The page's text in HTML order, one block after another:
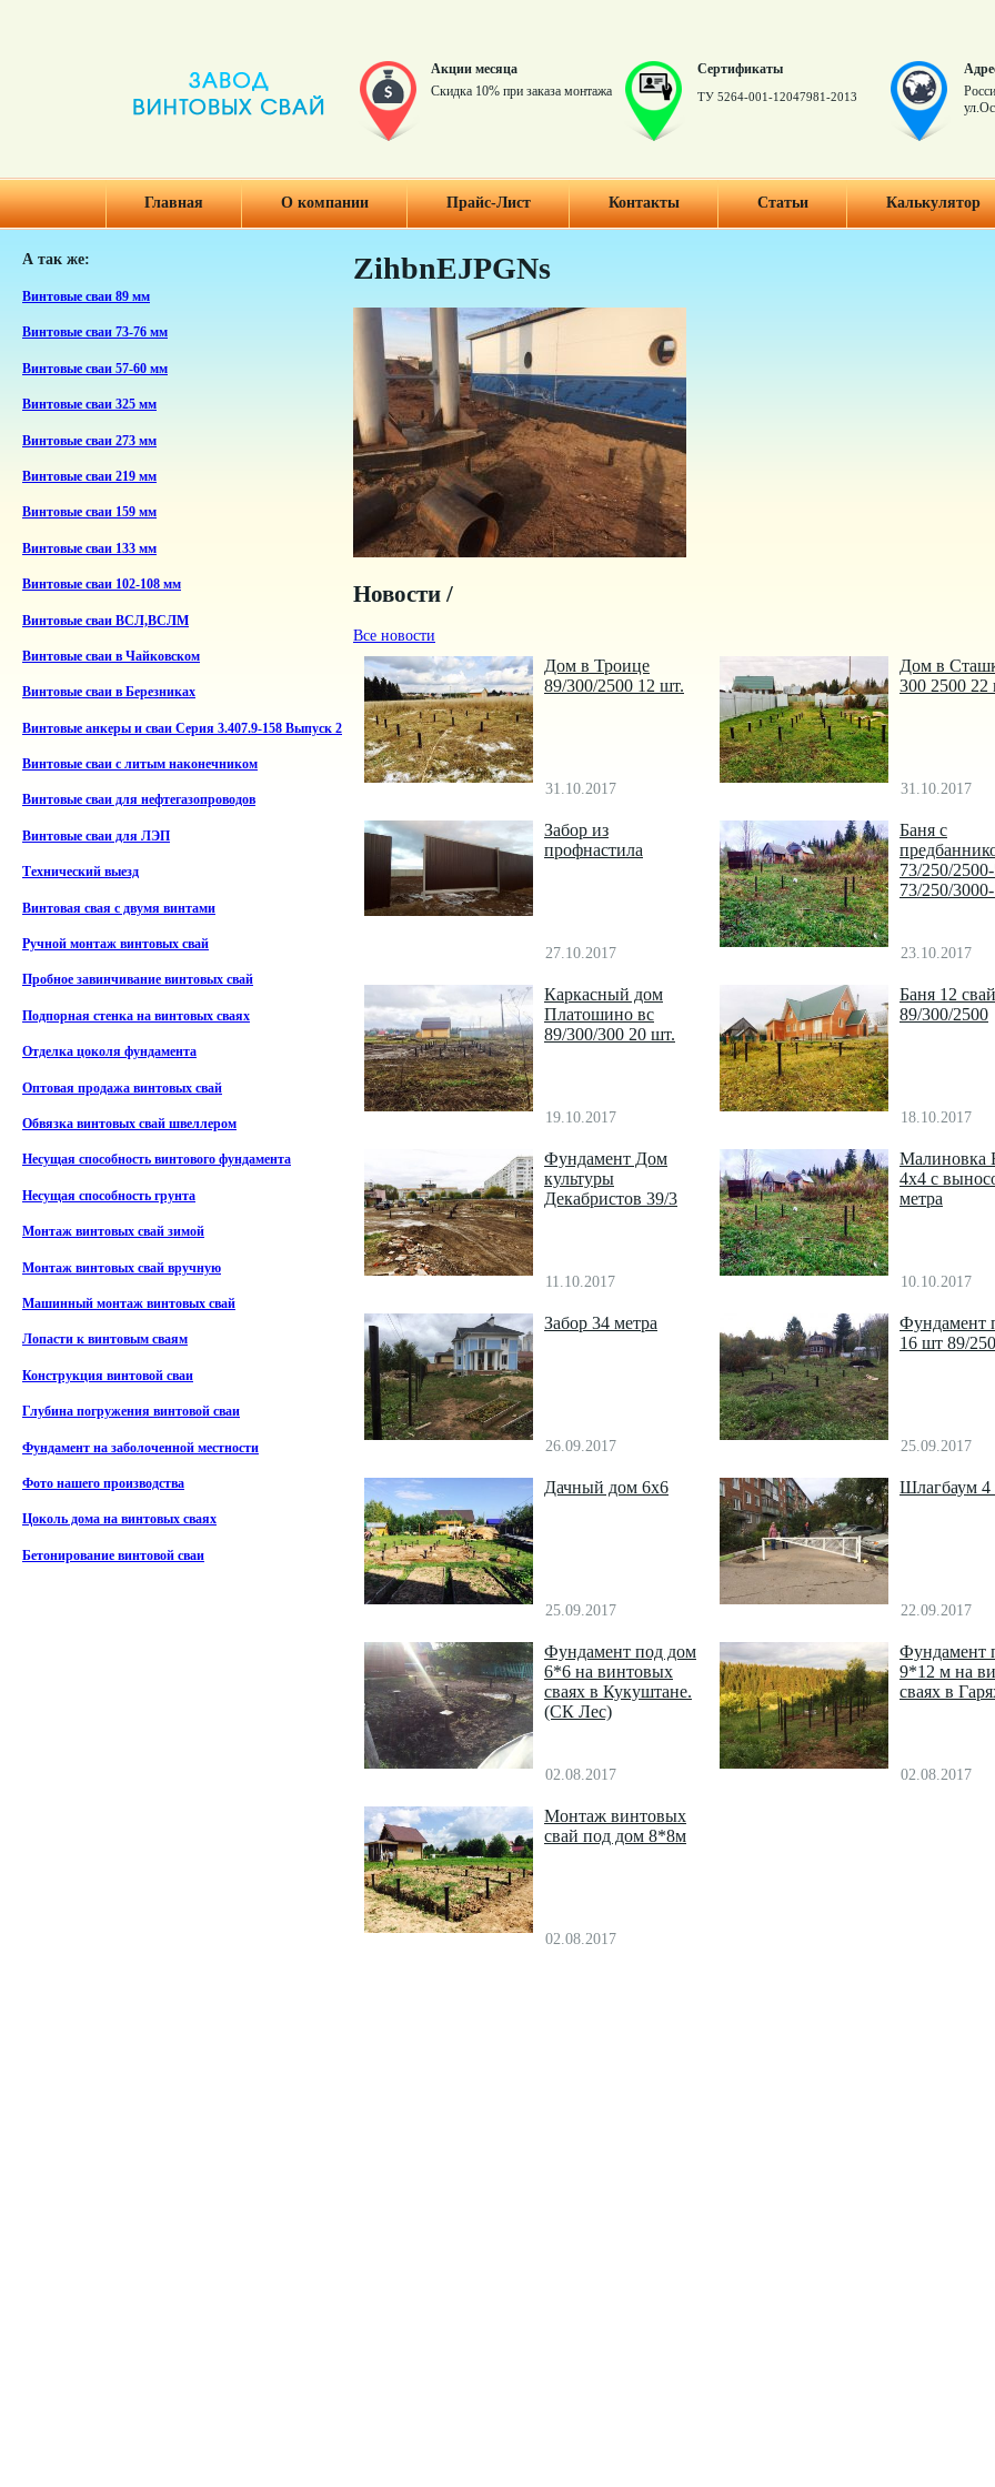
Акции месяца
Скидка 10% при заказа монтажа
Сертификаты
ТУ 5264-001-12047981-2013
Главная О компании Прайс-Лист Контакты Статьи Калькулятор
А так же:
Винтовые сваи 89 мм
Винтовые сваи 73-76 мм
Винтовые сваи 57-60 мм
Винтовые сваи 325 мм
Винтовые сваи 273 мм
Винтовые сваи 219 мм
Винтовые сваи 159 мм
Винтовые сваи 133 мм
Винтовые сваи 102-108 мм
Винтовые сваи ВСЛ,ВСЛМ
Винтовые сваи в Чайковском
Винтовые сваи в Березниках
Винтовые анкеры и сваи Серия 3.407.9-158 Выпуск 2
Винтовые сваи с литым наконечником
Винтовые сваи для нефтегазопроводов
Винтовые сваи для ЛЭП
Технический выезд
Винтовая свая с двумя винтами
Ручной монтаж винтовых свай
Пробное завинчивание винтовых свай
Подпорная стенка на винтовых сваях
Отделка цоколя фундамента
Оптовая продажа винтовых свай
Обвязка винтовых свай швеллером
Несущая способность винтового фундамента
Несущая способность грунта
Монтаж винтовых свай зимой
Монтаж винтовых свай вручную
Машинный монтаж винтовых свай
Лопасти к винтовым сваям
Конструкция винтовой сваи
Глубина погружения винтовой сваи
Фундамент на заболоченной местности
Фото нашего производства
Цоколь дома на винтовых сваях
Бетонирование винтовой сваи
ZihbnEJPGNs
Новости /
Все новости
Дом в Троице
89/300/2500 12 шт.
31.10.2017
Дом в
300 2500 22
31.10.2017
Забор из
профнастила
27.10.2017
Баня с
73/250/
73/250/
23.10.2017
Каркасный дом
Платошино вс
89/300/300 20 шт.
19.10.2017
Баня 12 свай
89/300/2500
18.10.2017
Фундамент Дом
культуры
Декабристов 39/3
11.10.2017
Малиновка
4х4 с
метра
10.10.2017
Забор 34 метра
26.09.2017
Фундамент
16 шт 89/
25.09.2017
Дачный дом 6х6
25.09.2017
Шлагбаум 4
22.09.2017
Фундамент под дом
6*6 на винтовых
сваях в Кукуштане.
(СК Лес)
02.08.2017
Фундамент
9*12 м на
сваях в
02.08.2017
Монтаж винтовых
свай под дом 8*8м
02.08.2017